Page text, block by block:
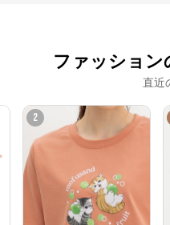
ファッション
直近
2